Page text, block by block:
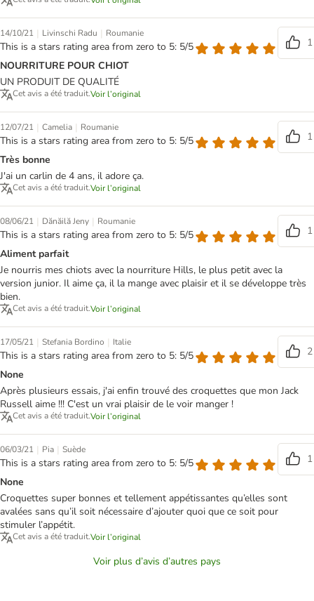
14/10/21 | Livinschi Radu | Roumanie
This is a stars rating area from zero to 5: 5/5
1
NOURRITURE POUR CHIOT
UN PRODUIT DE QUALITÉ
Cet avis a été traduit.Voir l’original
12/07/21 | Camelia | Roumanie
This is a stars rating area from zero to 5: 5/5
1
Très bonne
J'ai un carlin de 4 ans, il adore ça.
Cet avis a été traduit.Voir l’original
08/06/21 | Dănăilă Jeny | Roumanie
This is a stars rating area from zero to 5: 5/5
1
Aliment parfait
Je nourris mes chiots avec la nourriture Hills, le plus petit avec la
version junior. Il aime ça, il la mange avec plaisir et il se développe très
bien.
Cet avis a été traduit.Voir l’original
17/05/21 | Stefania Bordino | Italie
This is a stars rating area from zero to 5: 5/5
2
None
Après plusieurs essais, j'ai enfin trouvé des croquettes que mon Jack
Russell aime !!! C'est un vrai plaisir de le voir manger !
Cet avis a été traduit.Voir l’original
06/03/21 | Pia | Suède
This is a stars rating area from zero to 5: 5/5
1
None
Croquettes super bonnes et tellement appétissantes qu’elles sont
avalées sans qu’il soit nécessaire d’ajouter quoi que ce soit pour
stimuler l’appétit.
Cet avis a été traduit.Voir l’original
Voir plus d’avis d’autres pays